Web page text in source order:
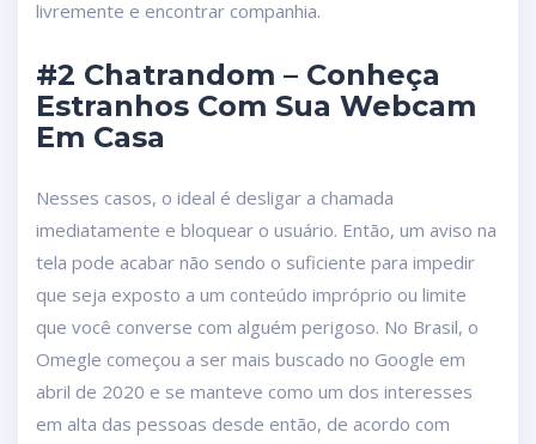
livremente e encontrar companhia.
#2 Chatrandom – Conheça
Estranhos Com Sua Webcam
Em Casa
Nesses casos, o ideal é desligar a chamada
imediatamente e bloquear o usuário. Então, um aviso na
tela pode acabar não sendo o suficiente para impedir
que seja exposto a um conteúdo impróprio ou limite
que você converse com alguém perigoso. No Brasil, o
Omegle começou a ser mais buscado no Google em
abril de 2020 e se manteve como um dos interesses
em alta das pessoas desde então, de acordo com